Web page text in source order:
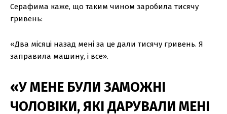
Серафима каже, що таким чином заробила тисячу
гривень:
«Два місяці назад мені за це дали тисячу гривень. Я
заправила машину, і все».
«У МЕНЕ БУЛИ ЗАМОЖНІ
ЧОЛОВІКИ, ЯКІ ДАРУВАЛИ МЕНІ